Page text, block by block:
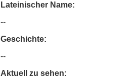
Lateinischer Name:
--
Geschichte:
--
Aktuell zu sehen: